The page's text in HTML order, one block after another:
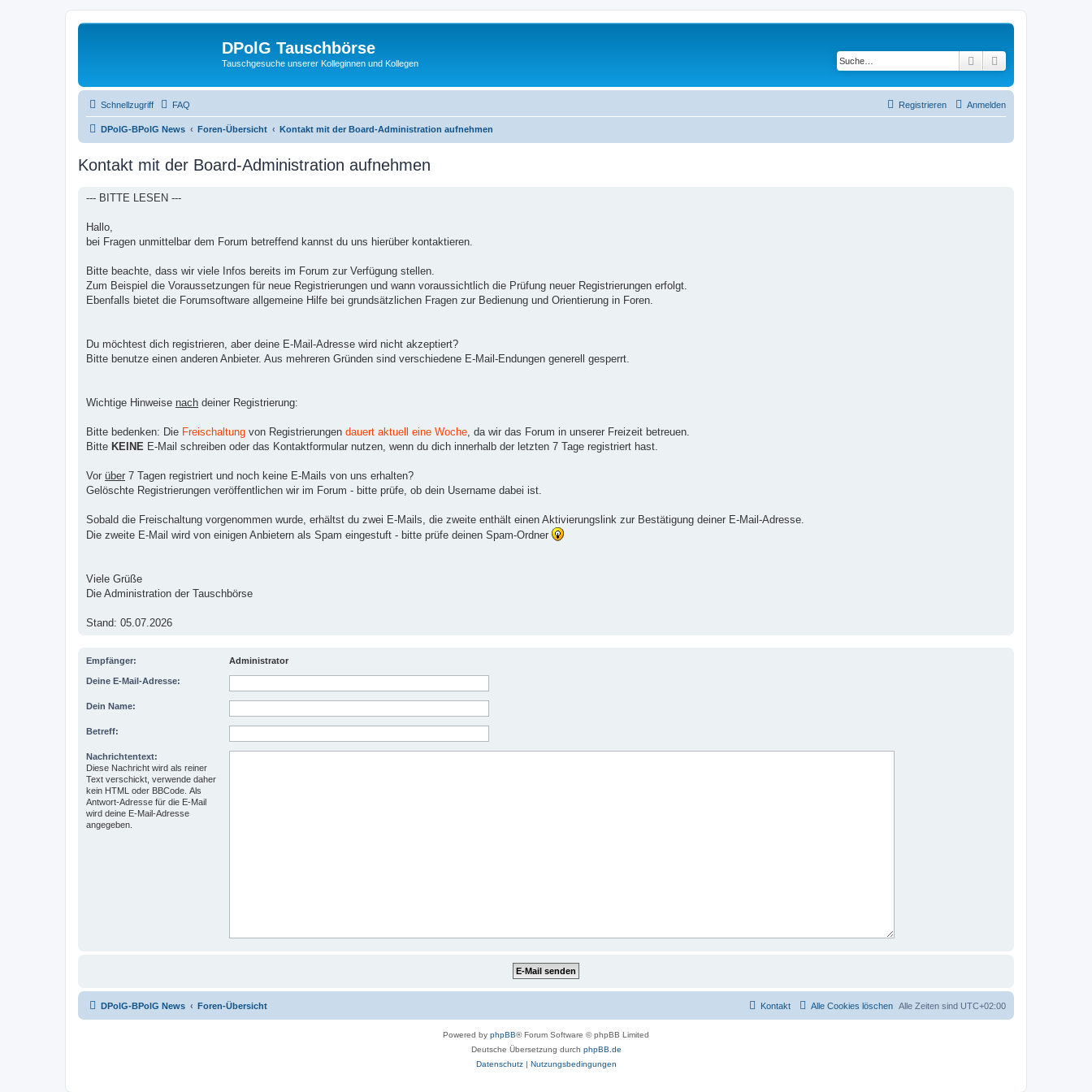
DPolG Tauschbörse
Tauschgesuche unserer Kolleginnen und Kollegen Suche
Schnellzugriff FAQ Anmelden
Registrieren
DPolG-BPolG News Foren-Übersicht Kontakt mit der Board-Administration aufnehmen
Kontakt mit der Board-Administration aufnehmen
--- BITTE LESEN ---
Hallo,
bei Fragen unmittelbar dem Forum betreffend kannst du uns hierüber kontaktieren.
Bitte beachte, dass wir viele Infos bereits im Forum zur Verfügung stellen.
Zum Beispiel die Voraussetzungen für neue Registrierungen und wann voraussichtlich die Prüfung neuer Registrierungen erfolgt.
Ebenfalls bietet die Forumsoftware allgemeine Hilfe bei grundsätzlichen Fragen zur Bedienung und Orientierung in Foren.
Du möchtest dich registrieren, aber deine E-Mail-Adresse wird nicht akzeptiert?
Bitte benutze einen anderen Anbieter. Aus mehreren Gründen sind verschiedene E-Mail-Endungen generell gesperrt.
Wichtige Hinweise nach deiner Registrierung:
Bitte bedenken: Die Freischaltung von Registrierungen dauert aktuell eine Woche , da wir das Forum in unserer Freizeit betreuen.
Bitte KEINE E-Mail schreiben oder das Kontaktformular nutzen, wenn du dich innerhalb der letzten 7 Tage registriert hast.
Vor über 7 Tagen registriert und noch keine E-Mails von uns erhalten?
Gelöschte Registrierungen veröffentlichen wir im Forum - bitte prüfe, ob dein Username dabei ist.
Sobald die Freischaltung vorgenommen wurde, erhältst du zwei E-Mails, die zweite enthält einen Aktivierungslink zur Bestätigung deiner E-Mail-Adresse.
Die zweite E-Mail wird von einigen Anbietern als Spam eingestuft - bitte prüfe deinen Spam-Ordner
Viele Grüße
Die Administration der Tauschbörse
Stand: 05.07.2026
Empfänger: Administrator
Deine E-Mail-Adresse:
Dein Name:
Betreff:
Nachrichtentext:
Diese Nachricht wird als reiner
Text verschickt, verwende daher
kein HTML oder BBCode. Als
Antwort-Adresse für die E-Mail
wird deine E-Mail-Adresse
angegeben.
DPolG-BPolG News Foren-Übersicht Alle Zeiten sind UTC+02:00
Alle Cookies löschen
Kontakt
Powered by phpBB® Forum Software © phpBB Limited
Deutsche Übersetzung durch phpBB.de
Datenschutz| Nutzungsbedingungen